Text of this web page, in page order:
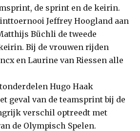
de sprint en de keirin.
Jeffrey Hoogland aan
Büchli de tweede
Bij de vrouwen rijden
en Laurine van Riessen alle
Hugo Haak
geval van de teamsprint bij de
verschil optreedt met
de Olympisch Spelen.